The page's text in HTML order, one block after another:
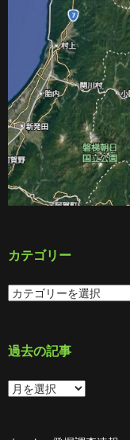
カテゴリー
カ
テ
ー
過去の記事
過
去